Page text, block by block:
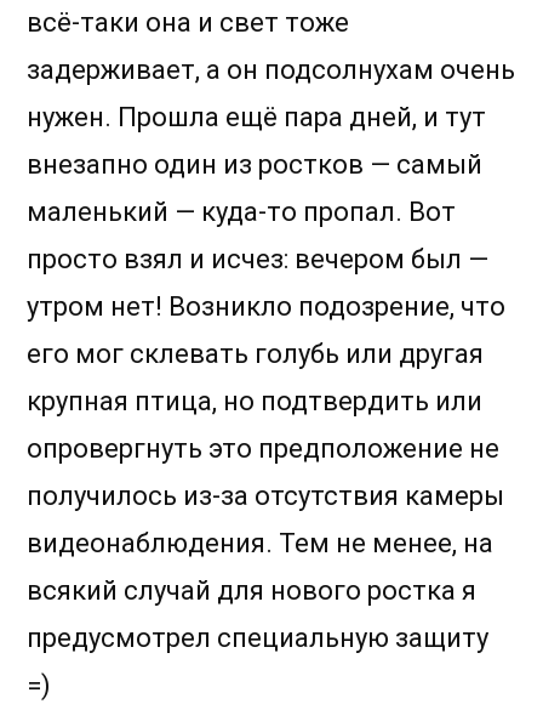
всё-таки она и свет тоже
задерживает, а он подсолнухам очень
нужен. Прошла ещё пара дней, и тут
внезапно один из ростков — самый
маленький — куда-то пропал. Вот
просто взял и исчез: вечером был —
утром нет! Возникло подозрение, что
его мог склевать голубь или другая
крупная птица, но подтвердить или
опровергнуть это предположение не
получилось из-за отсутствия камеры
видеонаблюдения. Тем не менее, на
всякий случай для нового ростка я
предусмотрел специальную защиту
=)